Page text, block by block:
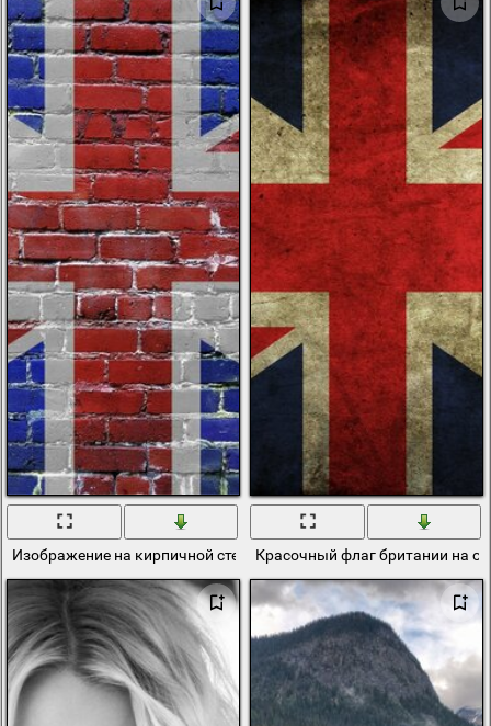
Изображение на кирпичной стене флага Британии
Красочный флаг британии на